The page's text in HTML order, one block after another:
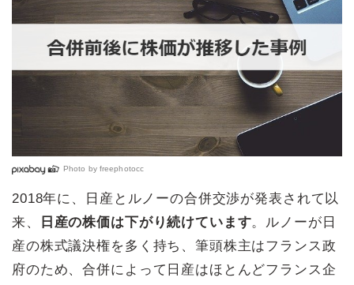
Photo by freephotocc
2018年に、日産とルノーの合併交渉が発表されて以
来、
日産の株価は下がり続けています。ルノーが日
産の株式議決権を多く持ち、筆頭株主はフランス政
府のため、合併によって日産はほとんどフランス企